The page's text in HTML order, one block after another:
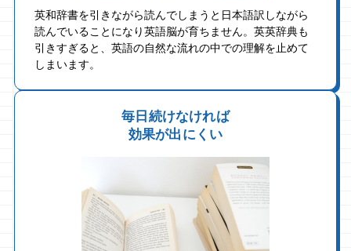
英和辞書を引きながら読んでしまうと日本語訳しながら
読んでいることになり英語脳が育ちません。英英辞典も
引きすぎると、英語の自然な流れの中での理解を止めて
しまいます。
毎日続けなければ
効果が出にくい